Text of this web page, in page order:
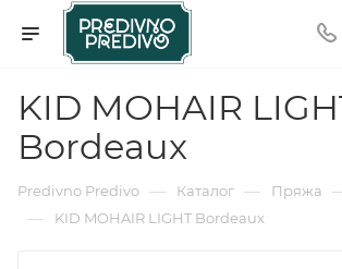
KID MOHAIR
Bordeaux
Predivno Predivo — Каталог — Пряжа
— KID MOHAIR LIGHT Bordeaux